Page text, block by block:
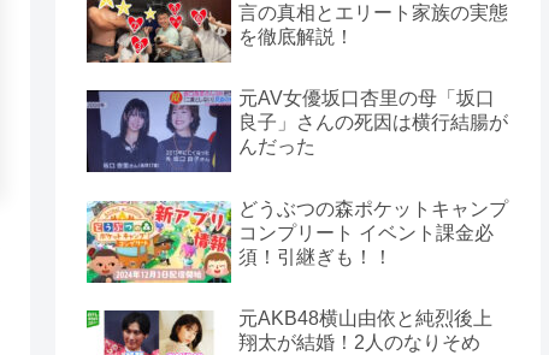
言の真相とエリート家族の実態
を徹底解説！
元AV女優坂口杏里の母「坂口
良子」さんの死因は横行結腸が
んだった
どうぶつの森ポケットキャンプ
コンプリート イベント課金必
須！引継ぎも！！
元AKB48横山由依と純烈後上
翔太が結婚！2人のなりそめ